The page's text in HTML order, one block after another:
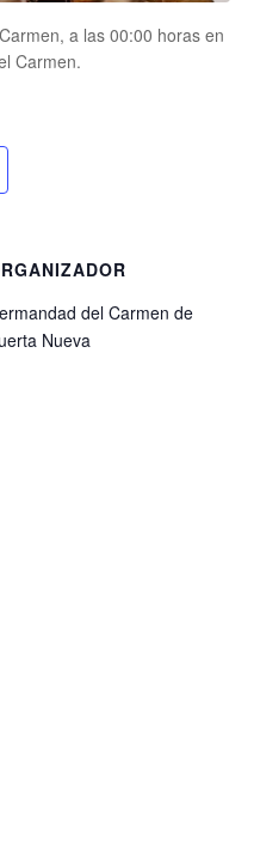
a las 00:00 horas en
Carmen.
del Carmen de
Nueva